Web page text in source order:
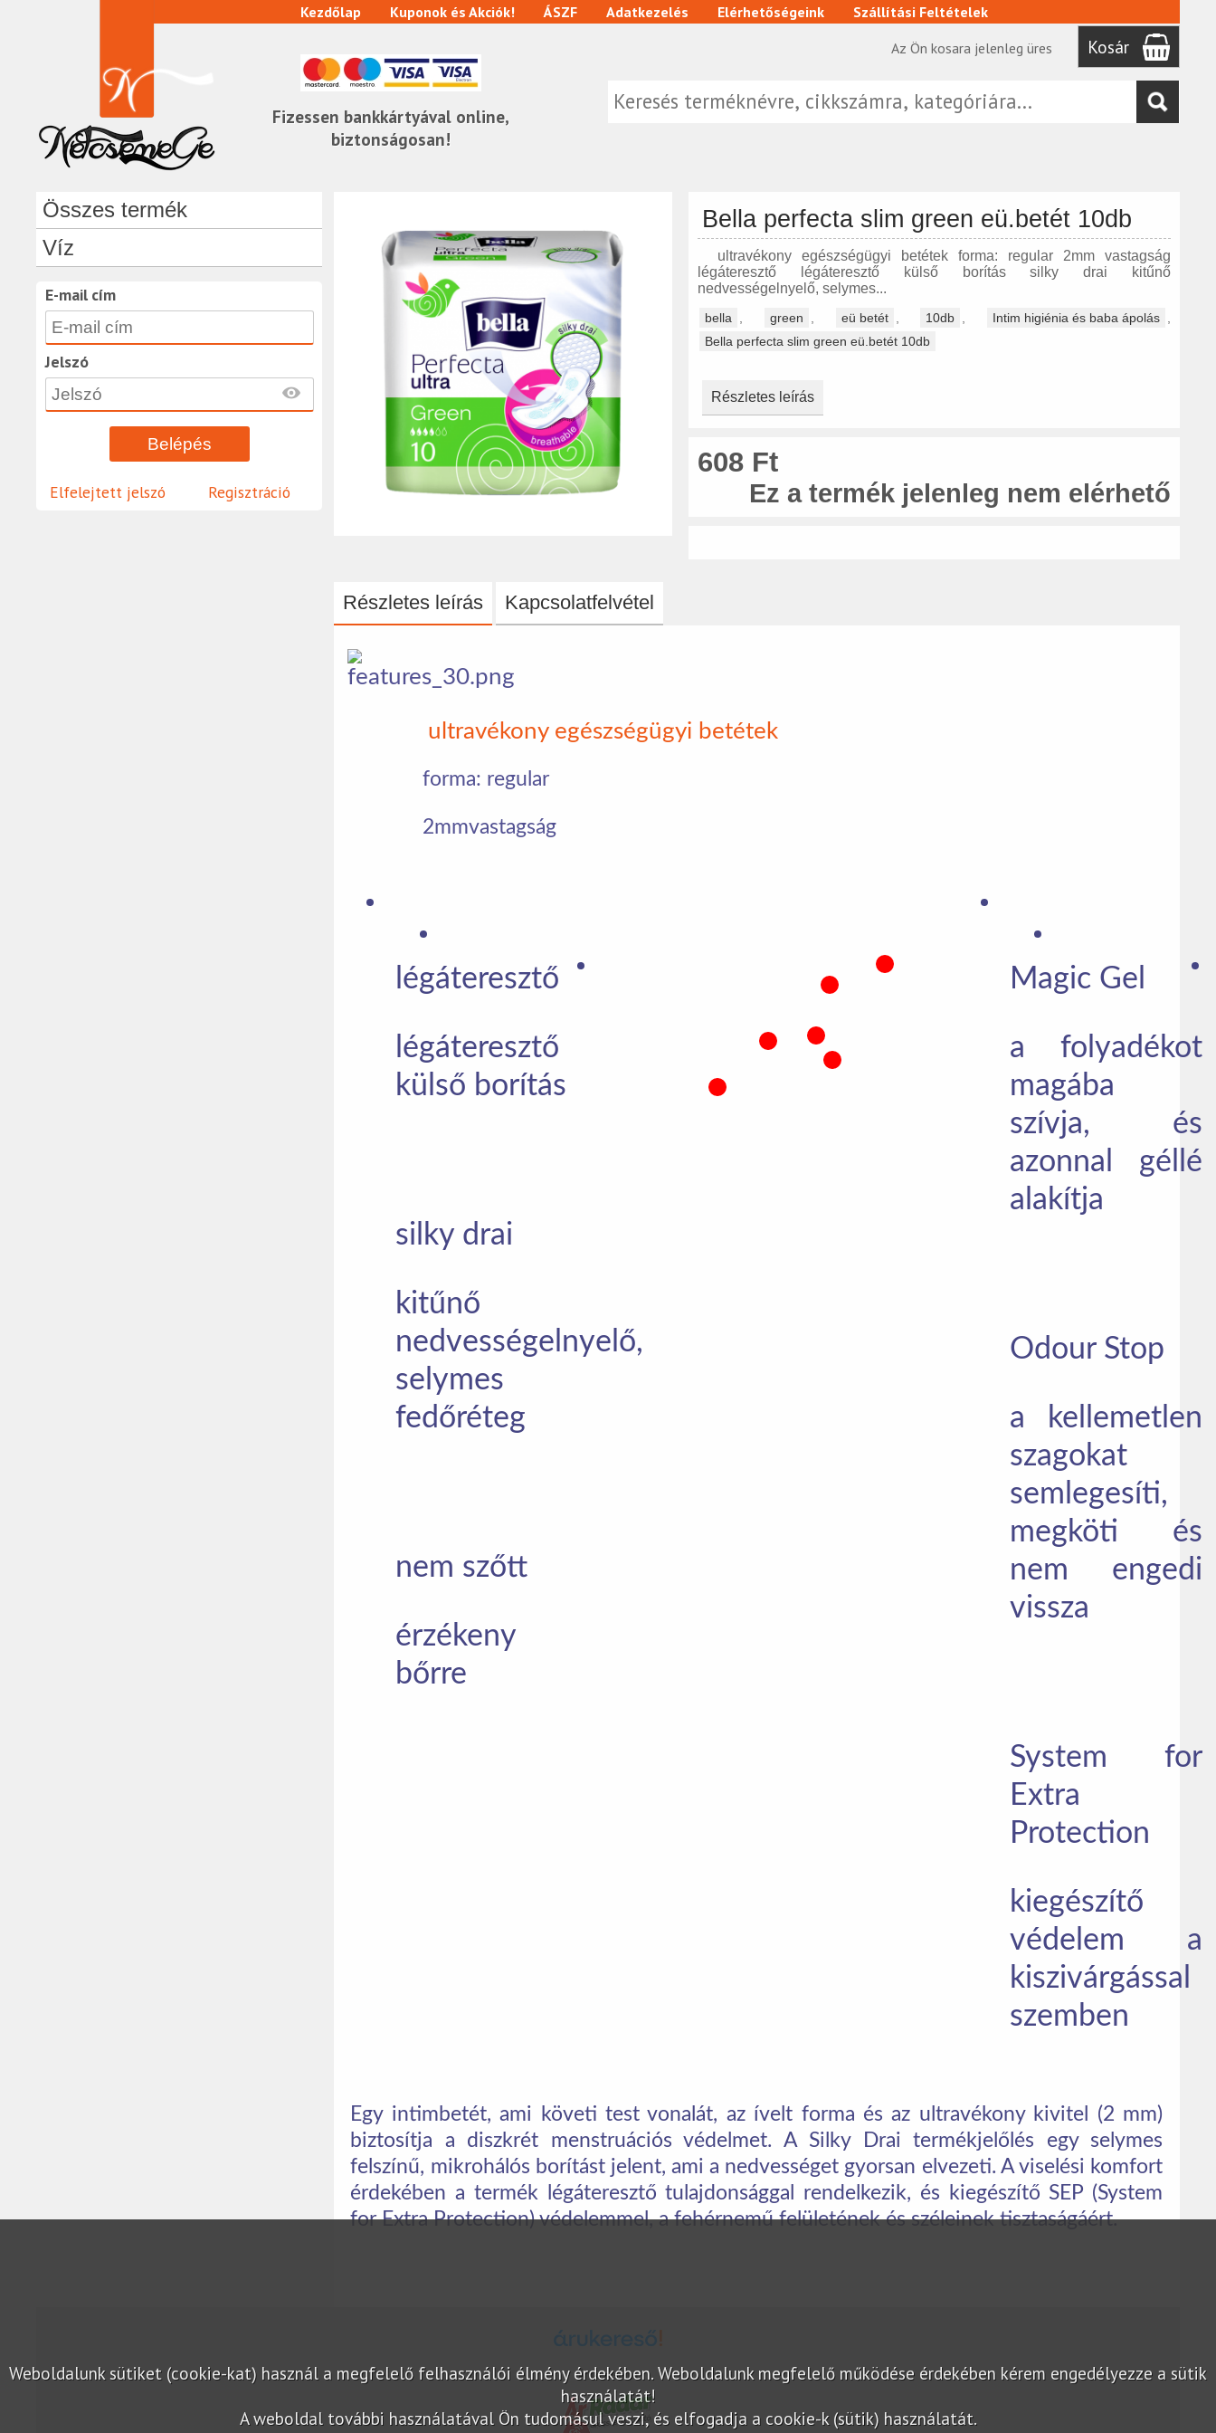
Fizessen bankkártyával online,
biztonságosan!
Kezdőlap Kuponok és Akciók! ÁSZF Adatkezelés Elérhetőségeink
Szállítási Feltételek
Az Ön kosara jelenleg üres
Kosár
Összes termék
Víz
E-mail cím
Jelszó
Elfelejtett jelszó Regisztráció
Bella perfecta slim green eü.betét 10db
ultravékony egészségügyi betétek forma: regular 2mm vastagság
légáteresztő légáteresztő külső borítás silky drai kitűnő
nedvességelnyelő, selymes...
bella green eü betét 10db Intim higiénia és baba ápolás
Bella perfecta slim green eü.betét 10db
Részletes leírás
608 Ft
Ez a termék jelenleg nem elérhető
Részletes leírás Kapcsolatfelvétel
ultravékony egészségügyi betétek
forma: regular
2mmvastagság
légáteresztő
légáteresztő
külső borítás
silky drai
kitűnő
nedvességelnyelő,
selymes
fedőréteg
nem szőtt
érzékeny
bőrre
Magic Gel
a folyadékot
magába
szívja, és
azonnal géllé
alakítja
Odour Stop
a kellemetlen
szagokat
semlegesíti,
megköti és
nem engedi
vissza
System for
Extra
Protection
kiegészítő
védelem a
kiszivárgással
szemben
Egy intimbetét, ami követi test vonalát, az ívelt forma és az ultravékony kivitel (2 mm)
biztosítja a diszkrét menstruációs védelmet. A Silky Drai termékjelőlés egy selymes
felszínű, mikrohálós borítást jelent, ami a nedvességet gyorsan elvezeti. A viselési komfort
érdekében a termék légáteresztő tulajdonsággal rendelkezik, és kiegészítő SEP (System
for Extra Protection) védelemmel, a fehérnemű felületének és széleinek tisztaságáért.
Weboldalunk sütiket (cookie-kat) használ a megfelelő felhasználói élmény érdekében. Weboldalunk megfelelő működése érdekében kérem engedélyezze a sütik
használatát!
A weboldal további használatával Ön tudomásul veszi, és elfogadja a cookie-k (sütik) használatát.
Árukereső.hu